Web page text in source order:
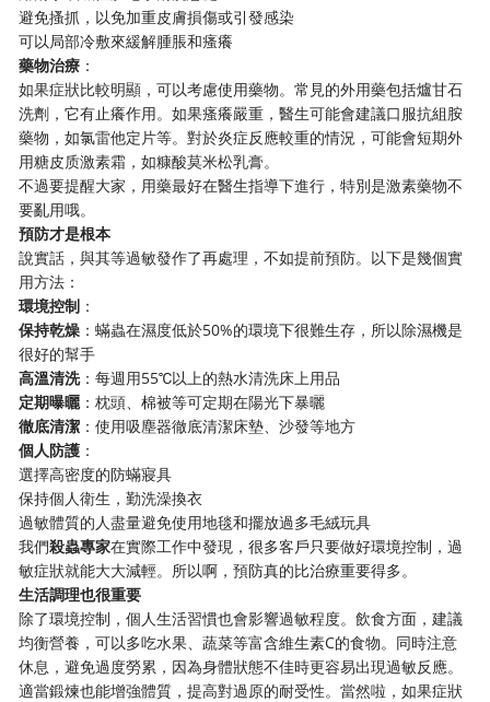
避免搔抓，以免加重皮膚損傷或引發感染
可以局部冷敷來緩解腫脹和瘙癢
藥物治療 ：
如果症狀比較明顯，可以考慮使用藥物。常見的外用藥包括爐甘石
洗劑，它有止癢作用。如果瘙癢嚴重，醫生可能會建議口服抗組胺
藥物，如氯雷他定片等。對於炎症反應較重的情況，可能會短期外
用糖皮质激素霜，如糠酸莫米松乳膏。
不過要提醒大家，用藥最好在醫生指導下進行，特別是激素藥物不
要亂用哦。
預防才是根本
說實話，與其等過敏發作了再處理，不如提前預防。以下是幾個實
用方法：
環境控制 ：
保持乾燥 ：蟎蟲在濕度低於50%的環境下很難生存，所以除濕機是
很好的幫手
高溫清洗：每週用55℃以上的熱水清洗床上用品
定期曝曬：枕頭、棉被等可定期在陽光下暴曬
徹底清潔 ：使用吸塵器徹底清潔床墊、沙發等地方
個人防護 ：
選擇高密度的防蟎寢具
保持個人衛生，勤洗澡換衣
過敏體質的人盡量避免使用地毯和擺放過多毛絨玩具
我們殺蟲專家在實際工作中發現，很多客戶只要做好環境控制，過
敏症狀就能大大減輕。所以啊，預防真的比治療重要得多。
生活調理也很重要
除了環境控制，個人生活習慣也會影響過敏程度。飲食方面，建議
均衡營養，可以多吃水果、蔬菜等富含維生素C的食物。同時注意
休息，避免過度勞累，因為身體狀態不佳時更容易出現過敏反應。
適當鍛煉也能增強體質，提高對過原的耐受性。當然啦，如果症狀